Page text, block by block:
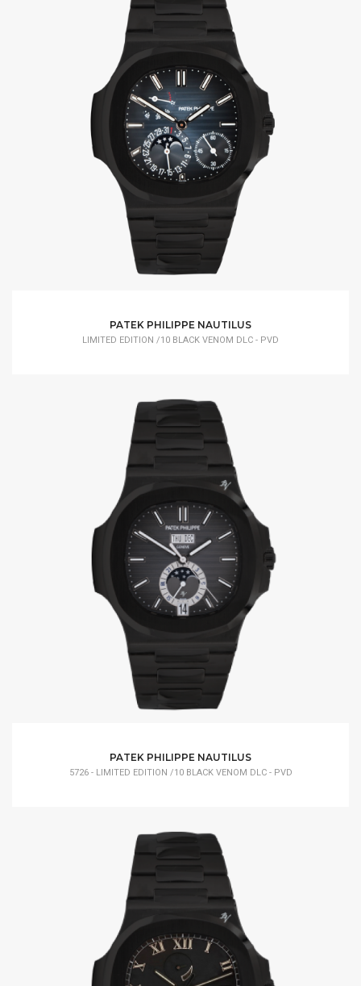
PATEK PHILIPPE NAUTILUS
LIMITED EDITION /10 BLACK VENOM DLC - PVD
PATEK PHILIPPE NAUTILUS
5726 - LIMITED EDITION /10 BLACK VENOM DLC - PVD